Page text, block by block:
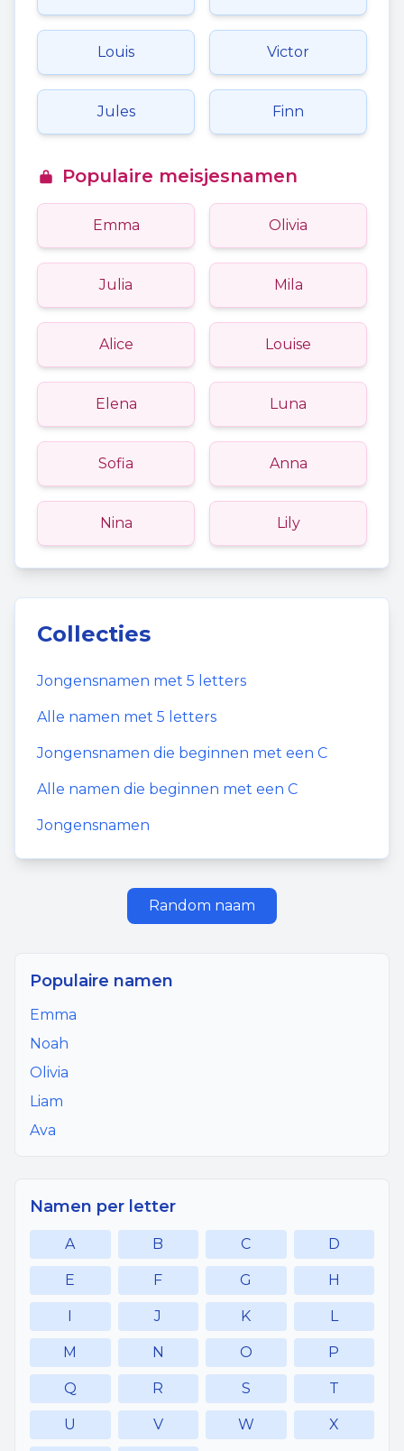
Louis Victor
Jules Finn
Populaire meisjesnamen
Emma Olivia
Julia Mila
Alice Louise
Elena Luna
Sofia Anna
Nina Lily
Collecties
Jongensnamen met 5 letters
Alle namen met 5 letters
Jongensnamen die beginnen met een C
Alle namen die beginnen met een C
Jongensnamen
Random naam
Populaire namen
Emma
Noah
Olivia
Liam
Ava
Namen per letter
A B C D
E F G H
I J K L
M N O P
Q R S T
U V W X